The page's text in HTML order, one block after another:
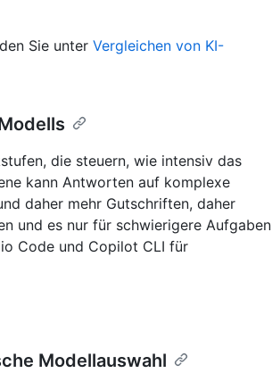
Sie unter Vergleichen von KI-
die steuern, wie intensiv das
kann Antworten auf komplexe
daher mehr Gutschriften, daher
und es nur für schwierigere Aufgaben
Code und Copilot CLI für
Modellauswahl